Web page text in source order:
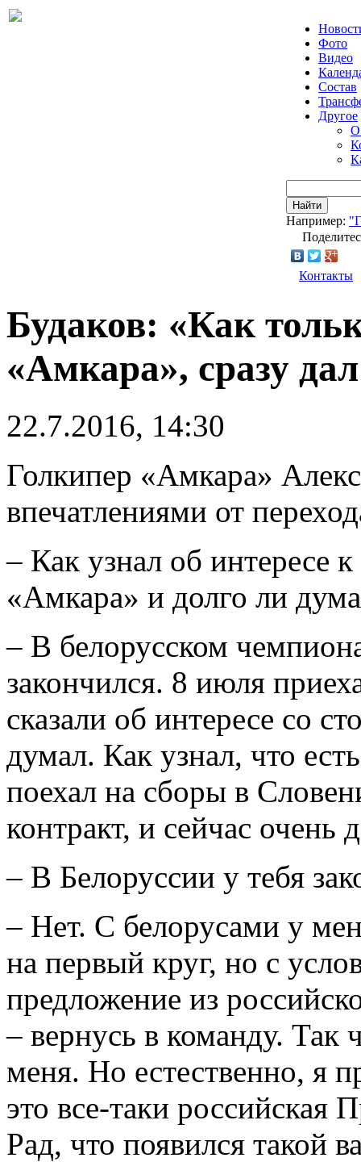
Фото
Видео
Состав
Другое
О
Найти
Например:
Контакты
Будаков: «Как
«Амкара», сразу
22.7.2016, 14:30
Голкипер «Амкара»
впечатлениями от
– Как узнал об интересе
«Амкара» и долго ли
– В белорусском
закончился. 8 июля
сказали об интересе со
думал. Как узнал, что
поехал на сборы в
контракт, и сейчас очень
– В Белоруссии у тебя
– Нет. С белорусами у
на первый круг, но с
предложение из
– вернусь в команду.
меня. Но естественно, я
это все-таки российская
Рад, что появился такой